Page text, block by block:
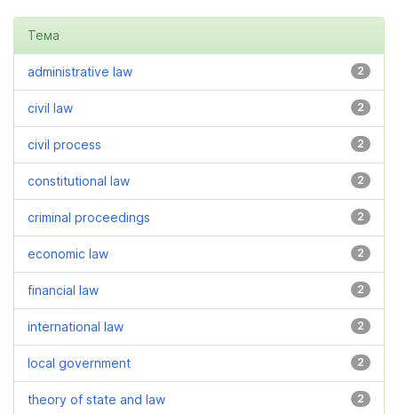
Тема
2
administrative law
2
civil law
2
civil process
2
constitutional law
2
criminal proceedings
2
economic law
2
financial law
2
international law
2
local government
2
theory of state and law